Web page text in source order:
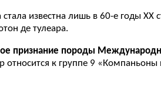
известна лишь в 60-е годы
де тулеара.
признание породы
относится к группе 9